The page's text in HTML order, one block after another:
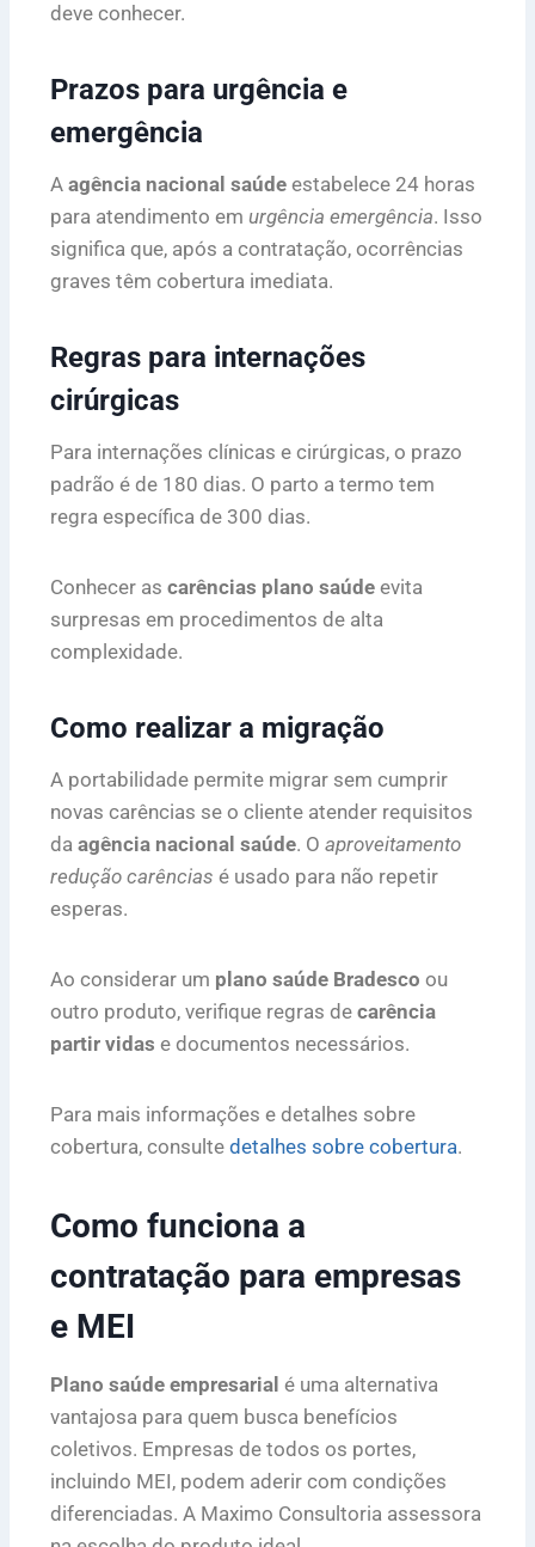
deve conhecer.
Prazos para urgência e
emergência
A agência nacional saúde estabelece 24 horas
para atendimento em urgência emergência. Isso
significa que, após a contratação, ocorrências
graves têm cobertura imediata.
Regras para internações
cirúrgicas
Para internações clínicas e cirúrgicas, o prazo
padrão é de 180 dias. O parto a termo tem
regra específica de 300 dias.
Conhecer as carências plano saúde evita
surpresas em procedimentos de alta
complexidade.
Como realizar a migração
A portabilidade permite migrar sem cumprir
novas carências se o cliente atender requisitos
da agência nacional saúde. O aproveitamento
redução carências é usado para não repetir
esperas.
Ao considerar um plano saúde Bradesco ou
outro produto, verifique regras de carência
partir vidas e documentos necessários.
Para mais informações e detalhes sobre
cobertura, consulte detalhes sobre cobertura.
Como funciona a
contratação para empresas
e MEI
Plano saúde empresarial é uma alternativa
vantajosa para quem busca benefícios
coletivos. Empresas de todos os portes,
incluindo MEI, podem aderir com condições
diferenciadas. A Maximo Consultoria assessora